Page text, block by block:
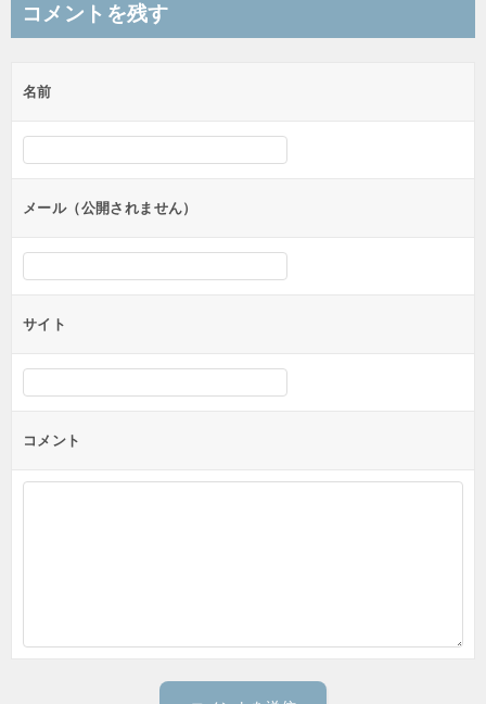
ビ
ー
シ
ン
コメントを残す
名前
メール（公開されません）
サイト
コメント